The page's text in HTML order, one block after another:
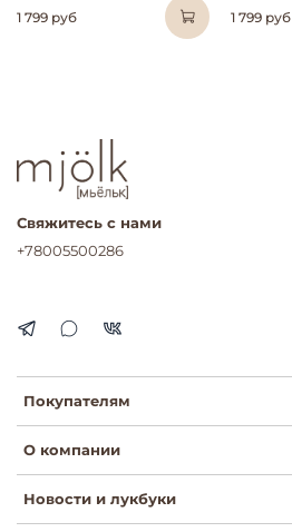
1 799 руб 1 799 руб
Покупателям
О компании
Новости и лукбуки
Свяжитесь с нами
+78005500286